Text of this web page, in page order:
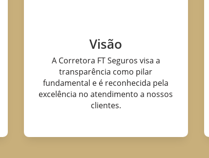
Visão
A Corretora FT Seguros visa a
transparência como pilar
fundamental e é reconhecida pela
excelência no atendimento a nossos
clientes.